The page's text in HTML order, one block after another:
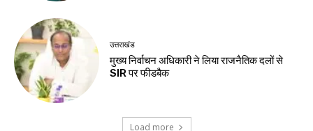
उत्तराखंड
मुख्य निर्वाचन अधिकारी ने लिया राजनैतिक दलों से
SIR पर फीडबैक
Load more